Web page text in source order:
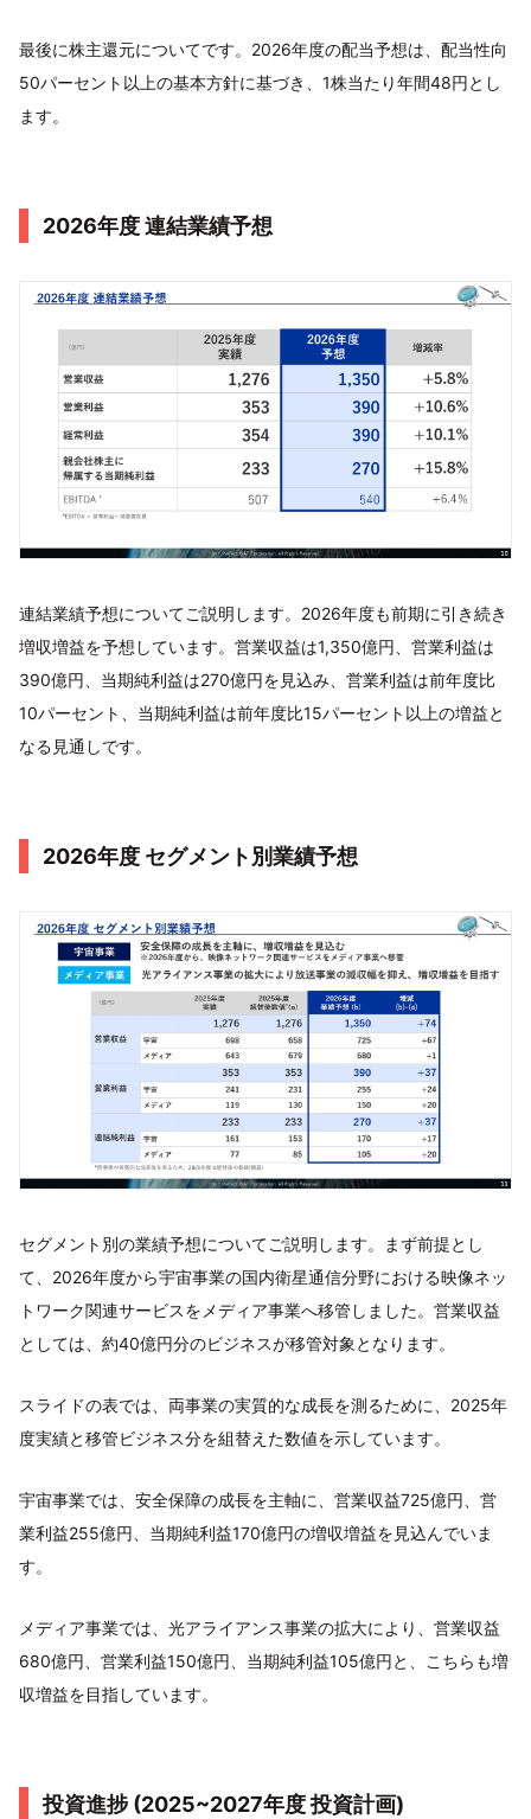
最後に株主還元についてです。2026年度の配当予想は、配当性向
50パーセント以上の基本方針に基づき、1株当たり年間48円とし
ます。
2026年度 連結業績予想
連結業績予想についてご説明します。2026年度も前期に引き続き
増収増益を予想しています。営業収益は1,350億円、営業利益は
390億円、当期純利益は270億円を見込み、営業利益は前年度比
10パーセント、当期純利益は前年度比15パーセント以上の増益と
なる見通しです。
2026年度 セグメント別業績予想
セグメント別の業績予想についてご説明します。まず前提とし
て、2026年度から宇宙事業の国内衛星通信分野における映像ネッ
トワーク関連サービスをメディア事業へ移管しました。営業収益
としては、約40億円分のビジネスが移管対象となります。
スライドの表では、両事業の実質的な成長を測るために、2025年
度実績と移管ビジネス分を組替えた数値を示しています。
宇宙事業では、安全保障の成長を主軸に、営業収益725億円、営
業利益255億円、当期純利益170億円の増収増益を見込んでいま
す。
メディア事業では、光アライアンス事業の拡大により、営業収益
680億円、営業利益150億円、当期純利益105億円と、こちらも増
収増益を目指しています。
投資進捗 (2025~2027年度 投資計画)